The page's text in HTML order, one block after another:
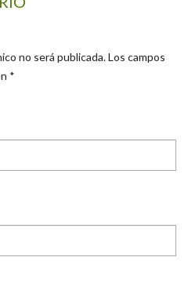
no será publicada.Los campos
*